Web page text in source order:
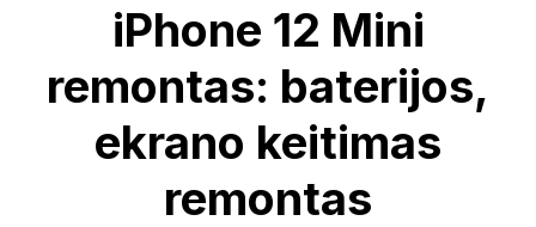
iPhone 12 Mini
remontas: baterijos,
ekrano keitimas
remontas